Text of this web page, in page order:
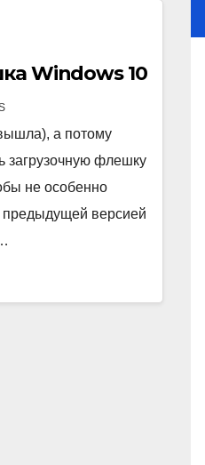
Windows 10
а потому
загрузочную флешку
не особенно
предыдущей версией